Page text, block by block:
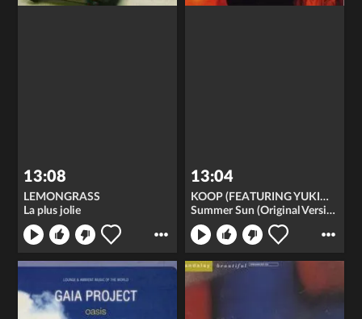
13:08
LEMONGRASS
La plus jolie
13:04
KOOP (FEATURING YUKIMI NAGANO)
Summer Sun (Original Version)